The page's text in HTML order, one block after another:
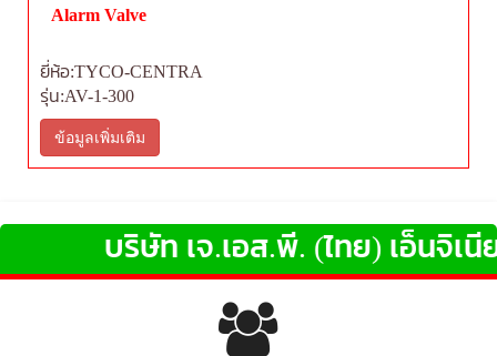
Alarm Valve
ยี่ห้อ:TYCO-CENTRA
รุ่น:AV-1-300
ข้อมูลเพิ่มเติม
บริษัท เจ.เอส.พี. (ไทย) เอ็นจิเนียริ่